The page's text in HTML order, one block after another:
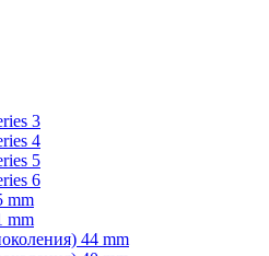
3
4
5
6
mm
mm
44 mm